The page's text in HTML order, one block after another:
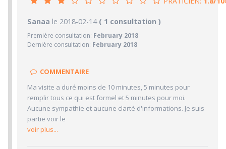
PRATICIEN1.8/10
1/10 Confiance accordée
1/10 Clarté des informations médicales délivrées
1/10 Ponctualité/Temps en salle d'attente/Retard
CABINET/LOCAUX5/10
5/10 Desserte par les transports en commun
Sanaa le 2018-02-14 ( 1 consultation )
Première consultation: February 2018
Dernière consultation: February 2018
COMMENTAIRE
Ma visite a duré moins de 10 minutes, 5 minutes pour
remplir tous ce qui est formel et 5 minutes pour moi.
Aucune sympathie et aucune clarté d'informations. Je suis
partie voir le
voir plus...